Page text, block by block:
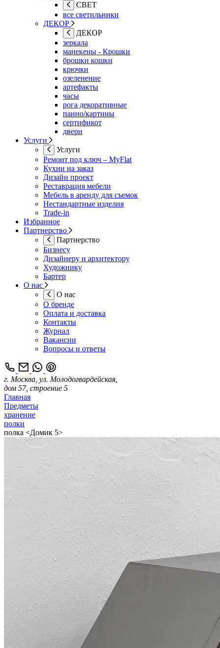
СВЕТ
все светильники
ДЕКОР
ДЕКОР
зеркала
манекены - Крошки
брошки кошки
крючки
озеленение
артефакты
часы
рога декоративные
панно/картины
сертификот
двери
Услуги
Услуги
Ремонт под ключ – MyFlat
Кухни на заказ
Дизайн проект
Реставрация мебели
Мебель в аренду для съемок
Нестандартные изделия
Trade-in
Избранное
Партнерство
Партнерство
Бизнесу
Дизайнеру и архитектору
Художнику
Бартер
О нас
О нас
О бренде
Оплата и доставка
Контакты
Журнал
Вакансии
Вопросы и ответы
г. Москва, ул. Молодогвардейская,
дом 57, строение 5
Главная
Предметы
хранение
полки
полка <Домик 5>